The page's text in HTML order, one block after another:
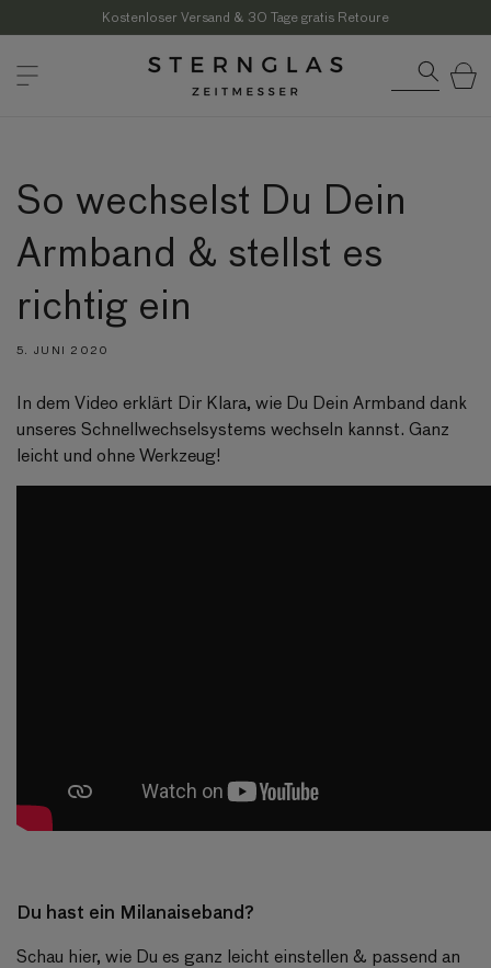
Inhalt
Kostenloser Versand & 30 Tage gratis Retoure
So wechselst Du Dein
Armband & stellst es
richtig ein
5. JUNI 2020
In dem Video erklärt Dir Klara, wie Du Dein Armband dank
unseres Schnellwechselsystems wechseln kannst. Ganz
leicht und ohne Werkzeug!
Du hast ein Milanaiseband?
Schau hier, wie Du es ganz leicht einstellen & passend an